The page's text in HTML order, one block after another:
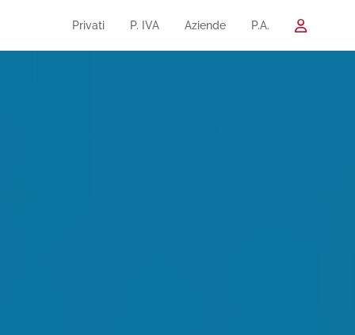
Privati P. IVA Aziende P.A.